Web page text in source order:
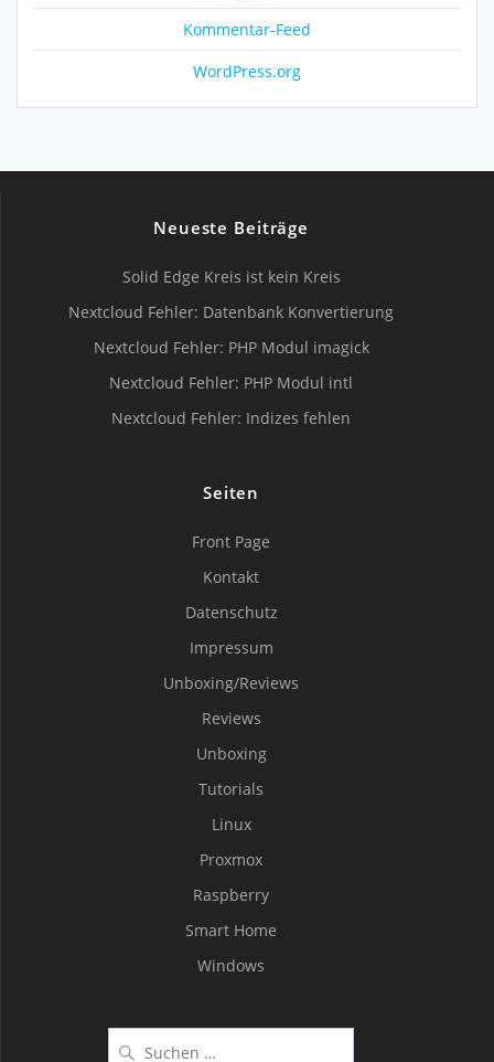
Kommentar-Feed
WordPress.org
Neueste Beiträge
Solid Edge Kreis ist kein Kreis
Nextcloud Fehler: Datenbank Konvertierung
Nextcloud Fehler: PHP Modul imagick
Nextcloud Fehler: PHP Modul intl
Nextcloud Fehler: Indizes fehlen
Seiten
Front Page
Kontakt
Datenschutz
Impressum
Unboxing/Reviews
Reviews
Unboxing
Tutorials
Linux
Proxmox
Raspberry
Smart Home
Windows